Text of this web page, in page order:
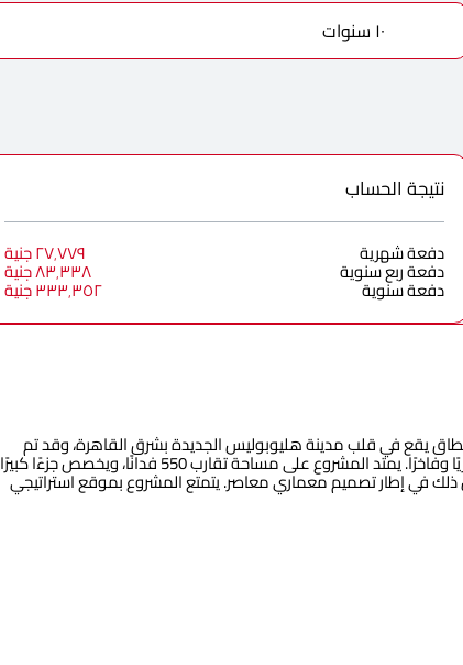
١٠ سنوات
نتيجة الحساب
دفعة شهرية ٢٧٬٧٧٩ جنية
دفعة ربع سنوية ٨٣٬٣٣٨ جنية
دفعة سنوية ٣٣٣٬٣٥٢ جنية
يقع في قلب مدينة هليوبوليس الجديدة بشرق القاهرة، وقد تم
تصميمه من قبل شركة مدينة مصر للإسكان والتعمير ليقدم أسلوب حياة عصريًا وفاخرًا. يمتد المشروع على مساحة تقارب 550 فدانًا، ويخصص جزءًا كبيرًا
في إطار تصميم معماري معاصر. يتمتع المشروع بموقع استراتيجي